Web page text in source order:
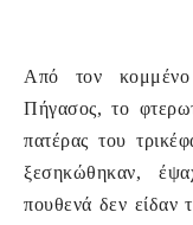
Από τον
Πήγασος, το
πατέρας του
ξεσηκώθηκαν,
πουθενά δεν είδαν